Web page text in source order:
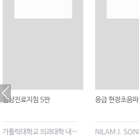
임상진료지침 5판
가톨릭대학교 의과대학 내과학교실
응급 현장초음파